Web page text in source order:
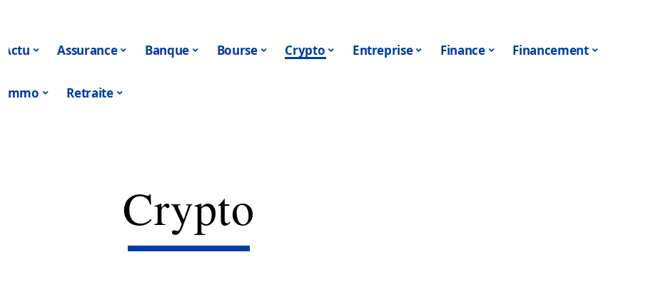
Actu Assurance Banque Bourse Crypto Entreprise Finance Financement
Immo Retraite
Crypto